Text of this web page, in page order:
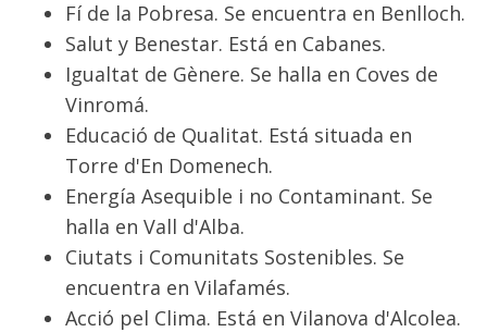
Fí de la Pobresa. Se encuentra en Benlloch.
Salut y Benestar. Está en Cabanes.
Igualtat de Gènere. Se halla en Coves de
Vinromá.
Educació de Qualitat. Está situada en
Torre d'En Domenech.
Energía Asequible i no Contaminant. Se
halla en Vall d'Alba.
Ciutats i Comunitats Sostenibles. Se
encuentra en Vilafamés.
Acció pel Clima. Está en Vilanova d'Alcolea.